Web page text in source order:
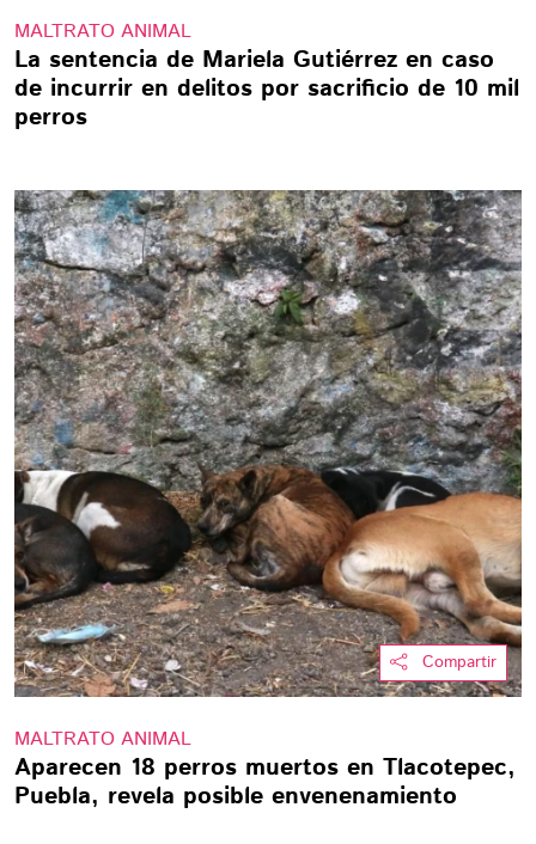
MALTRATO ANIMAL
La sentencia de Mariela Gutiérrez en caso
de incurrir en delitos por sacrificio de 10 mil
perros
Compartir
MALTRATO ANIMAL
Aparecen 18 perros muertos en Tlacotepec,
Puebla, revela posible envenenamiento